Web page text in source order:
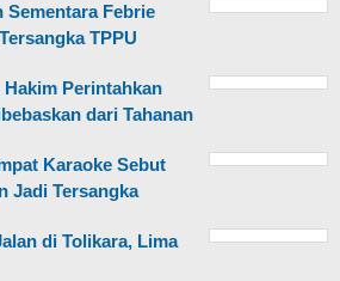
Febrie
TPPU
Perintahkan
dari Tahanan
Karaoke Sebut
Jadi Tersangka
di Tolikara, Lima